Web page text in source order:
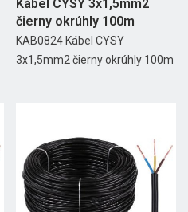
Kábel CYSY 3x1,5mm2
čierny okrúhly 100m
KAB0824 Kábel CYSY
3x1,5mm2 čierny okrúhly 100m